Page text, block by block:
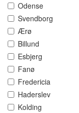
Odense
Svendborg
Ærø
Billund
Esbjerg
Fanø
Fredericia
Haderslev
Kolding